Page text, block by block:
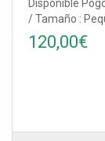
Disponible
/ Tamaño :
120,00€